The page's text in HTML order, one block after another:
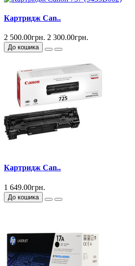
Картридж Can..
2 500.00грн. 2 300.00грн.
До кошика
Картридж Can..
1 649.00грн.
До кошика